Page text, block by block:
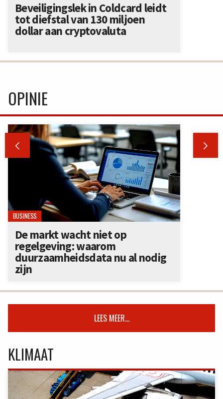
Beveiligingslek in Coldcard leidt
tot diefstal van 130 miljoen
dollar aan cryptovaluta
OPINIE
 
BUSINESS
De markt wacht niet op
regelgeving: waarom
duurzaamheidsdata nu al nodig
zijn
LEES MEER...
KLIMAAT